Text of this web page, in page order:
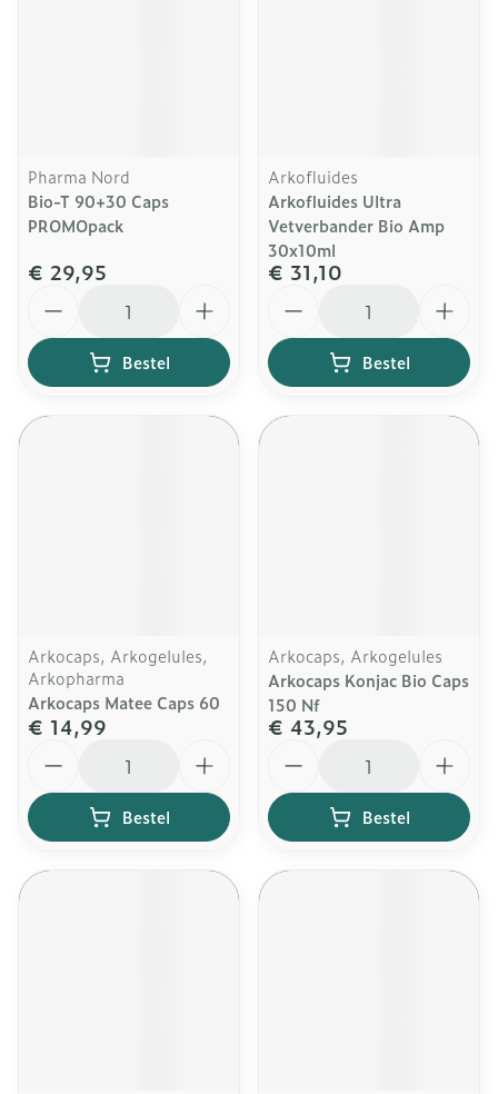
Pharma Nord
Bio-T 90+30 Caps
PROMOpack
€ 29,95
Bestel
Arkofluides
Arkofluides Ultra
Vetverbander Bio Amp
30x10ml
€ 31,10
Bestel
Arkocaps, Arkogelules,
Arkopharma
Arkocaps Matee Caps 60
€ 14,99
Bestel
Arkocaps, Arkogelules
Arkocaps Konjac Bio Caps
150 Nf
€ 43,95
Bestel